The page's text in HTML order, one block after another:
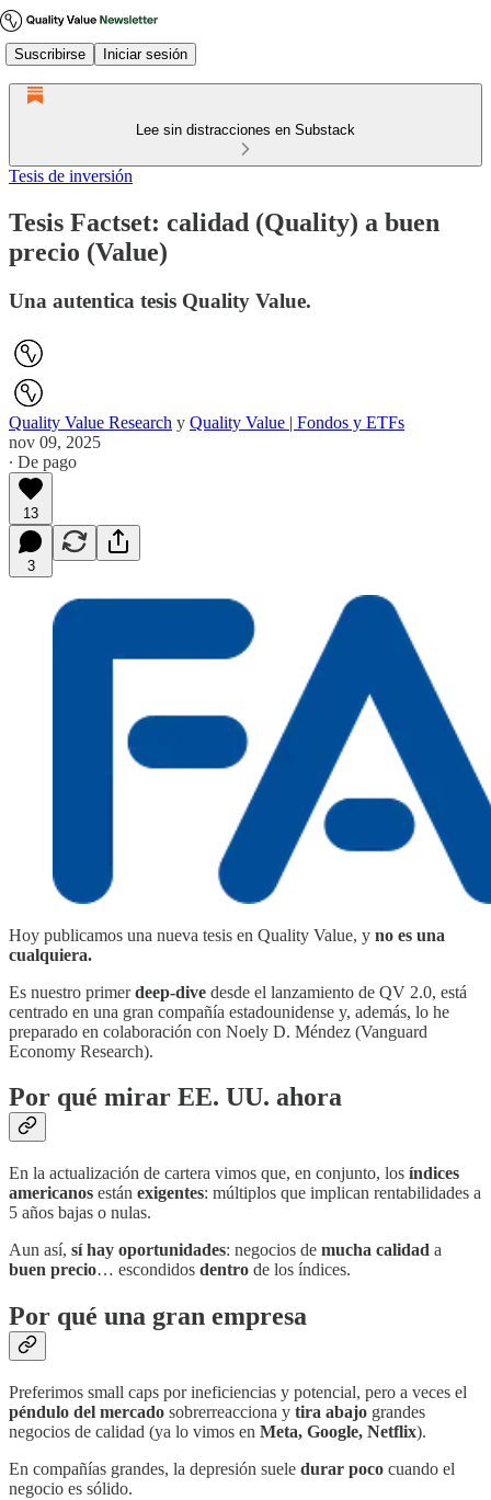
Suscribirse Iniciar sesión
Lee sin distracciones en Substack
Tesis de inversión
Tesis Factset: calidad (Quality) a buen
precio (Value)
Una autentica tesis Quality Value.
Quality Value Research y Quality Value | Fondos y ETFs
nov 09, 2025
∙ De pago
13
3
Hoy publicamos una nueva tesis en Quality Value, y no es una
cualquiera.
Es nuestro primerdeep-dive desde el lanzamiento de QV 2.0, está
centrado en una gran compañía estadounidense y, además, lo he
preparado en colaboración con Noely D. Méndez (Vanguard
Economy Research).
Por qué mirar EE. UU. ahora
En la actualización de cartera vimos que, en conjunto, los índices
americanos están exigentes: múltiplos que implican rentabilidades a
5 años bajas o nulas.
Aun así, sí hay oportunidades: negocios de mucha calidad a
buen precio… escondidos dentro de los índices.
Por qué una gran empresa
Preferimos small caps por ineficiencias y potencial, pero a veces el
péndulo del mercado sobrerreacciona y tira abajo grandes
negocios de calidad (ya lo vimos en Meta, Google, Netflix).
En compañías grandes, la depresión suele durar poco cuando el
negocio es sólido.